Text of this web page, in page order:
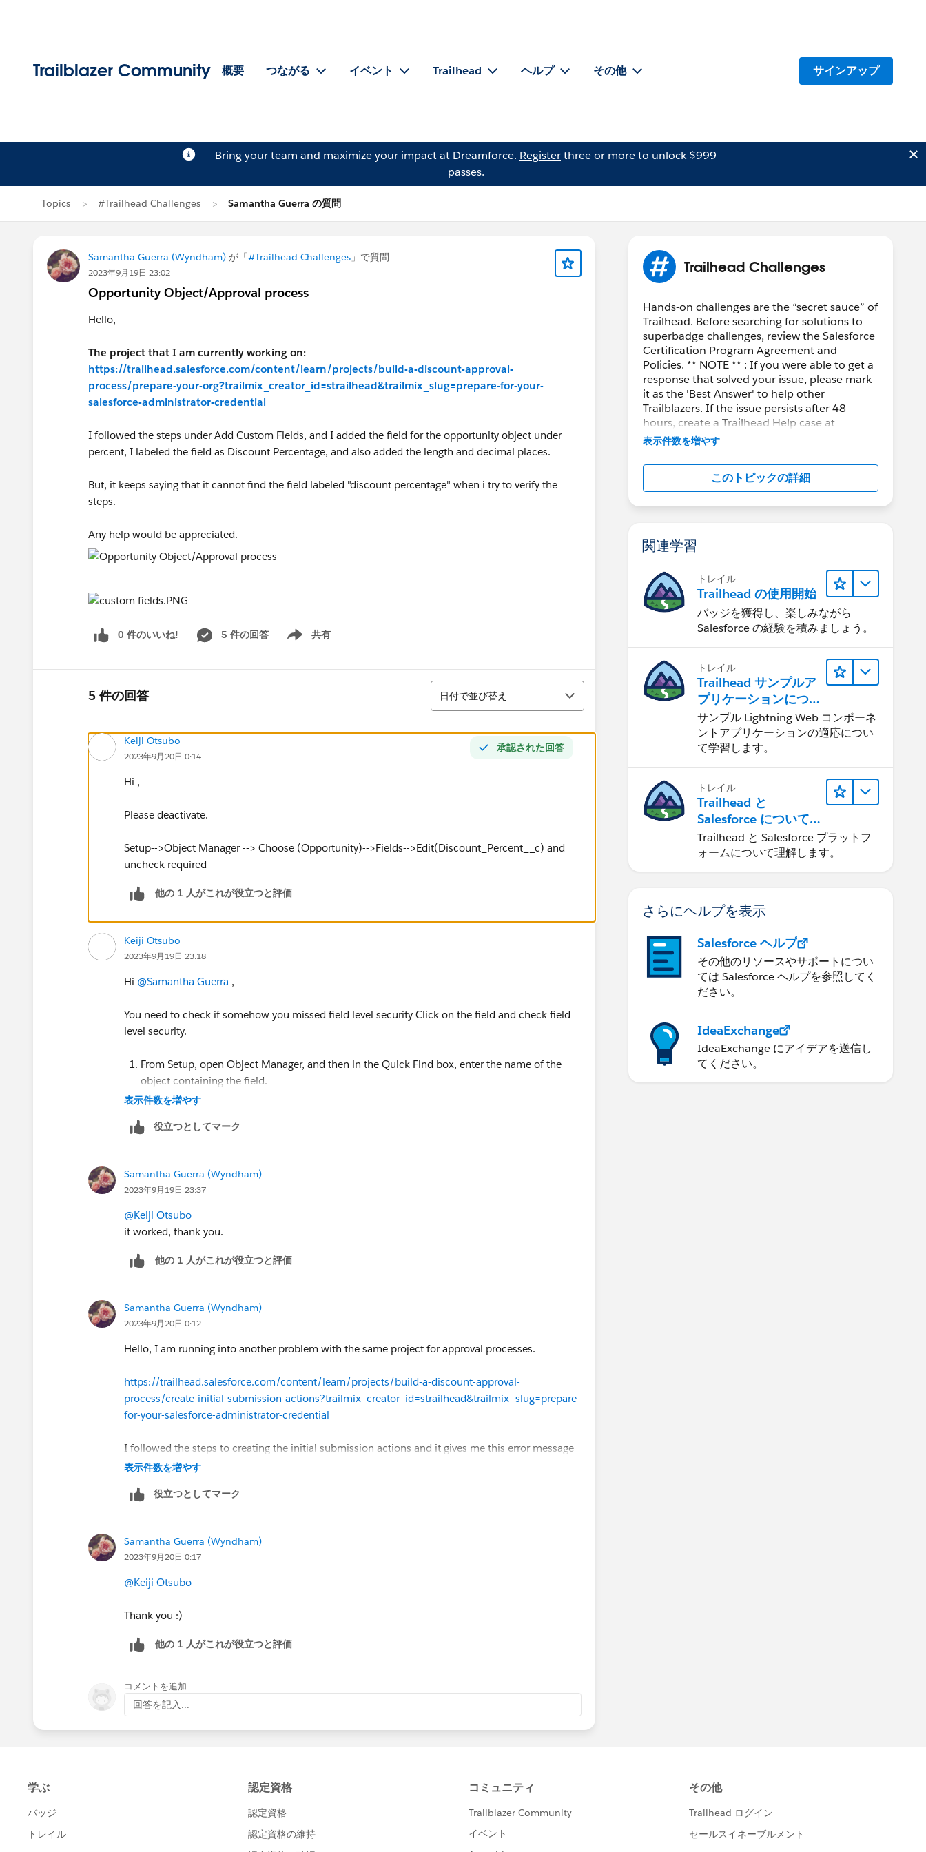
Trailblazer Community 概要 つながる イベント Trailhead ヘルプ その他 サインアップ
Bring your team and maximize your impact at Dreamforce. Registerthree or more to unlock $999
passes.
Topics #Trailhead Challenges Samantha Guerra の質問
Samantha Guerra (Wyndham) が「#Trailhead Challenges 」で質問
2023年9月19日 23:02
Opportunity Object/Approval process
Hello,
The project that I am currently working on:
https://trailhead.salesforce.com/content/learn/projects/build-a-discount-approval-
process/prepare-your-org?trailmix_creator_id=strailhead&trailmix_slug=prepare-for-your-
salesforce-administrator-credential
I followed the steps under Add Custom Fields, and I added the field for the opportunity object under
percent, I labeled the field as Discount Percentage, and also added the length and decimal places.
But, it keeps saying that it cannot find the field labeled "discount percentage" when i try to verify the
steps.
Any help would be appreciated.
0 件のいいね! 5 件の回答 共有
Show menu
5 件の回答
並び替え
日付で並び替え
承認された回答
Keiji Otsubo
2023年9月20日 0:14
Hi ,
Please deactivate.
Setup-->Object Manager --> Choose (Opportunity)-->Fields-->Edit(Discount_Percent__c) and
uncheck required
他の 1 人がこれが役立つと評価
Keiji Otsubo
2023年9月19日 23:18
Hi @Samantha Guerra ,
You need to check if somehow you missed field level security Click on the field and check field
level security.
From Setup, open Object Manager, and then in the Quick Find box, enter the name of the
object containing the field.
Select the object, and then click Fields & Relationships.
Click Set Field-Level Security.
https://help.salesforce.com/s/articleView?id=sf.users_fields_fls.htm&type=5
表示件数を増やす
役立つとしてマーク
Samantha Guerra (Wyndham)
2023年9月19日 23:37
@Keiji Otsubo
it worked, thank you.
他の 1 人がこれが役立つと評価
Samantha Guerra (Wyndham)
2023年9月20日 0:12
Hello, I am running into another problem with the same project for approval processes.
https://trailhead.salesforce.com/content/learn/projects/build-a-discount-approval-
process/create-initial-submission-actions?trailmix_creator_id=strailhead&trailmix_slug=prepare-
for-your-salesforce-administrator-credential
I followed the steps to creating the initial submission actions and it gives me this error message
when I try to verify the steps:
Thank you
表示件数を増やす
役立つとしてマーク
Samantha Guerra (Wyndham)
2023年9月20日 0:17
@Keiji Otsubo
Thank you :)
他の 1 人がこれが役立つと評価
コメントを追加
回答を記入...
Trailhead Challenges
Hands-on challenges are the “secret sauce” of
Trailhead. Before searching for solutions to
superbadge challenges, review the Salesforce
Certification Program Agreement and
Policies. ** NOTE ** : If you were able to get a
response that solved your issue, please mark
it as the 'Best Answer' to help other
Trailblazers. If the issue persists after 48
hours, create a Trailhead Help case at
https://help.salesforce.com/s/support
表示件数を増やす
このトピックの詳細
関連学習
トレイル
Trailhead の使用開始
バッジを獲得し、楽しみながら
Salesforce の経験を積みましょう。
トレイル
Trailhead サンプルア
プリケーションにつ
いて知る
サンプル Lightning Web コンポーネ
ントアプリケーションの適応につい
て学習します。
トレイル
Trailhead と
Salesforce について
学ぶ
Trailhead と Salesforce プラットフ
ォームについて理解します。
さらにヘルプを表示
Salesforce ヘルプ
その他のリソースやサポートについ
ては Salesforce ヘルプを参照してく
ださい。
IdeaExchange
IdeaExchange にアイデアを送信し
てください。